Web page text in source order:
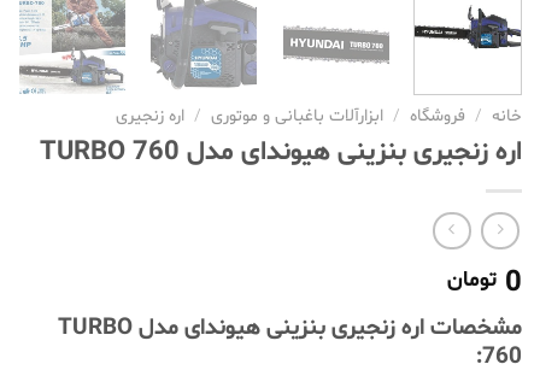
خانه / فروشگاه / ابزارآلات باغبانی و موتوری / اره زنجیری
اره زنجیری بنزینی هیوندای مدل TURBO 760
0 تومان
مشخصات اره زنجیری بنزینی هیوندای مدل TURBO
760: